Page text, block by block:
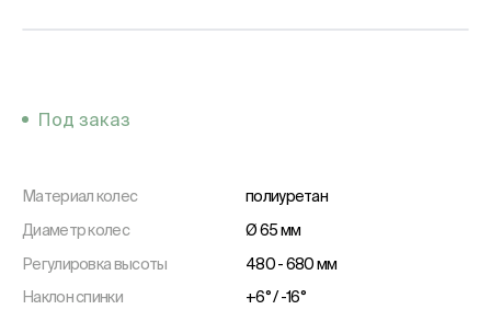
Под заказ
Материал колес
полиуретан
Диаметр колес
Ø 65 мм
Регулировка высоты
480 - 680 мм
Наклон спинки
+6° / -16°